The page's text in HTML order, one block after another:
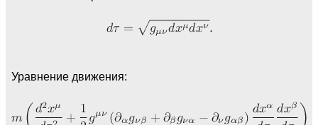
Уравнение движения: